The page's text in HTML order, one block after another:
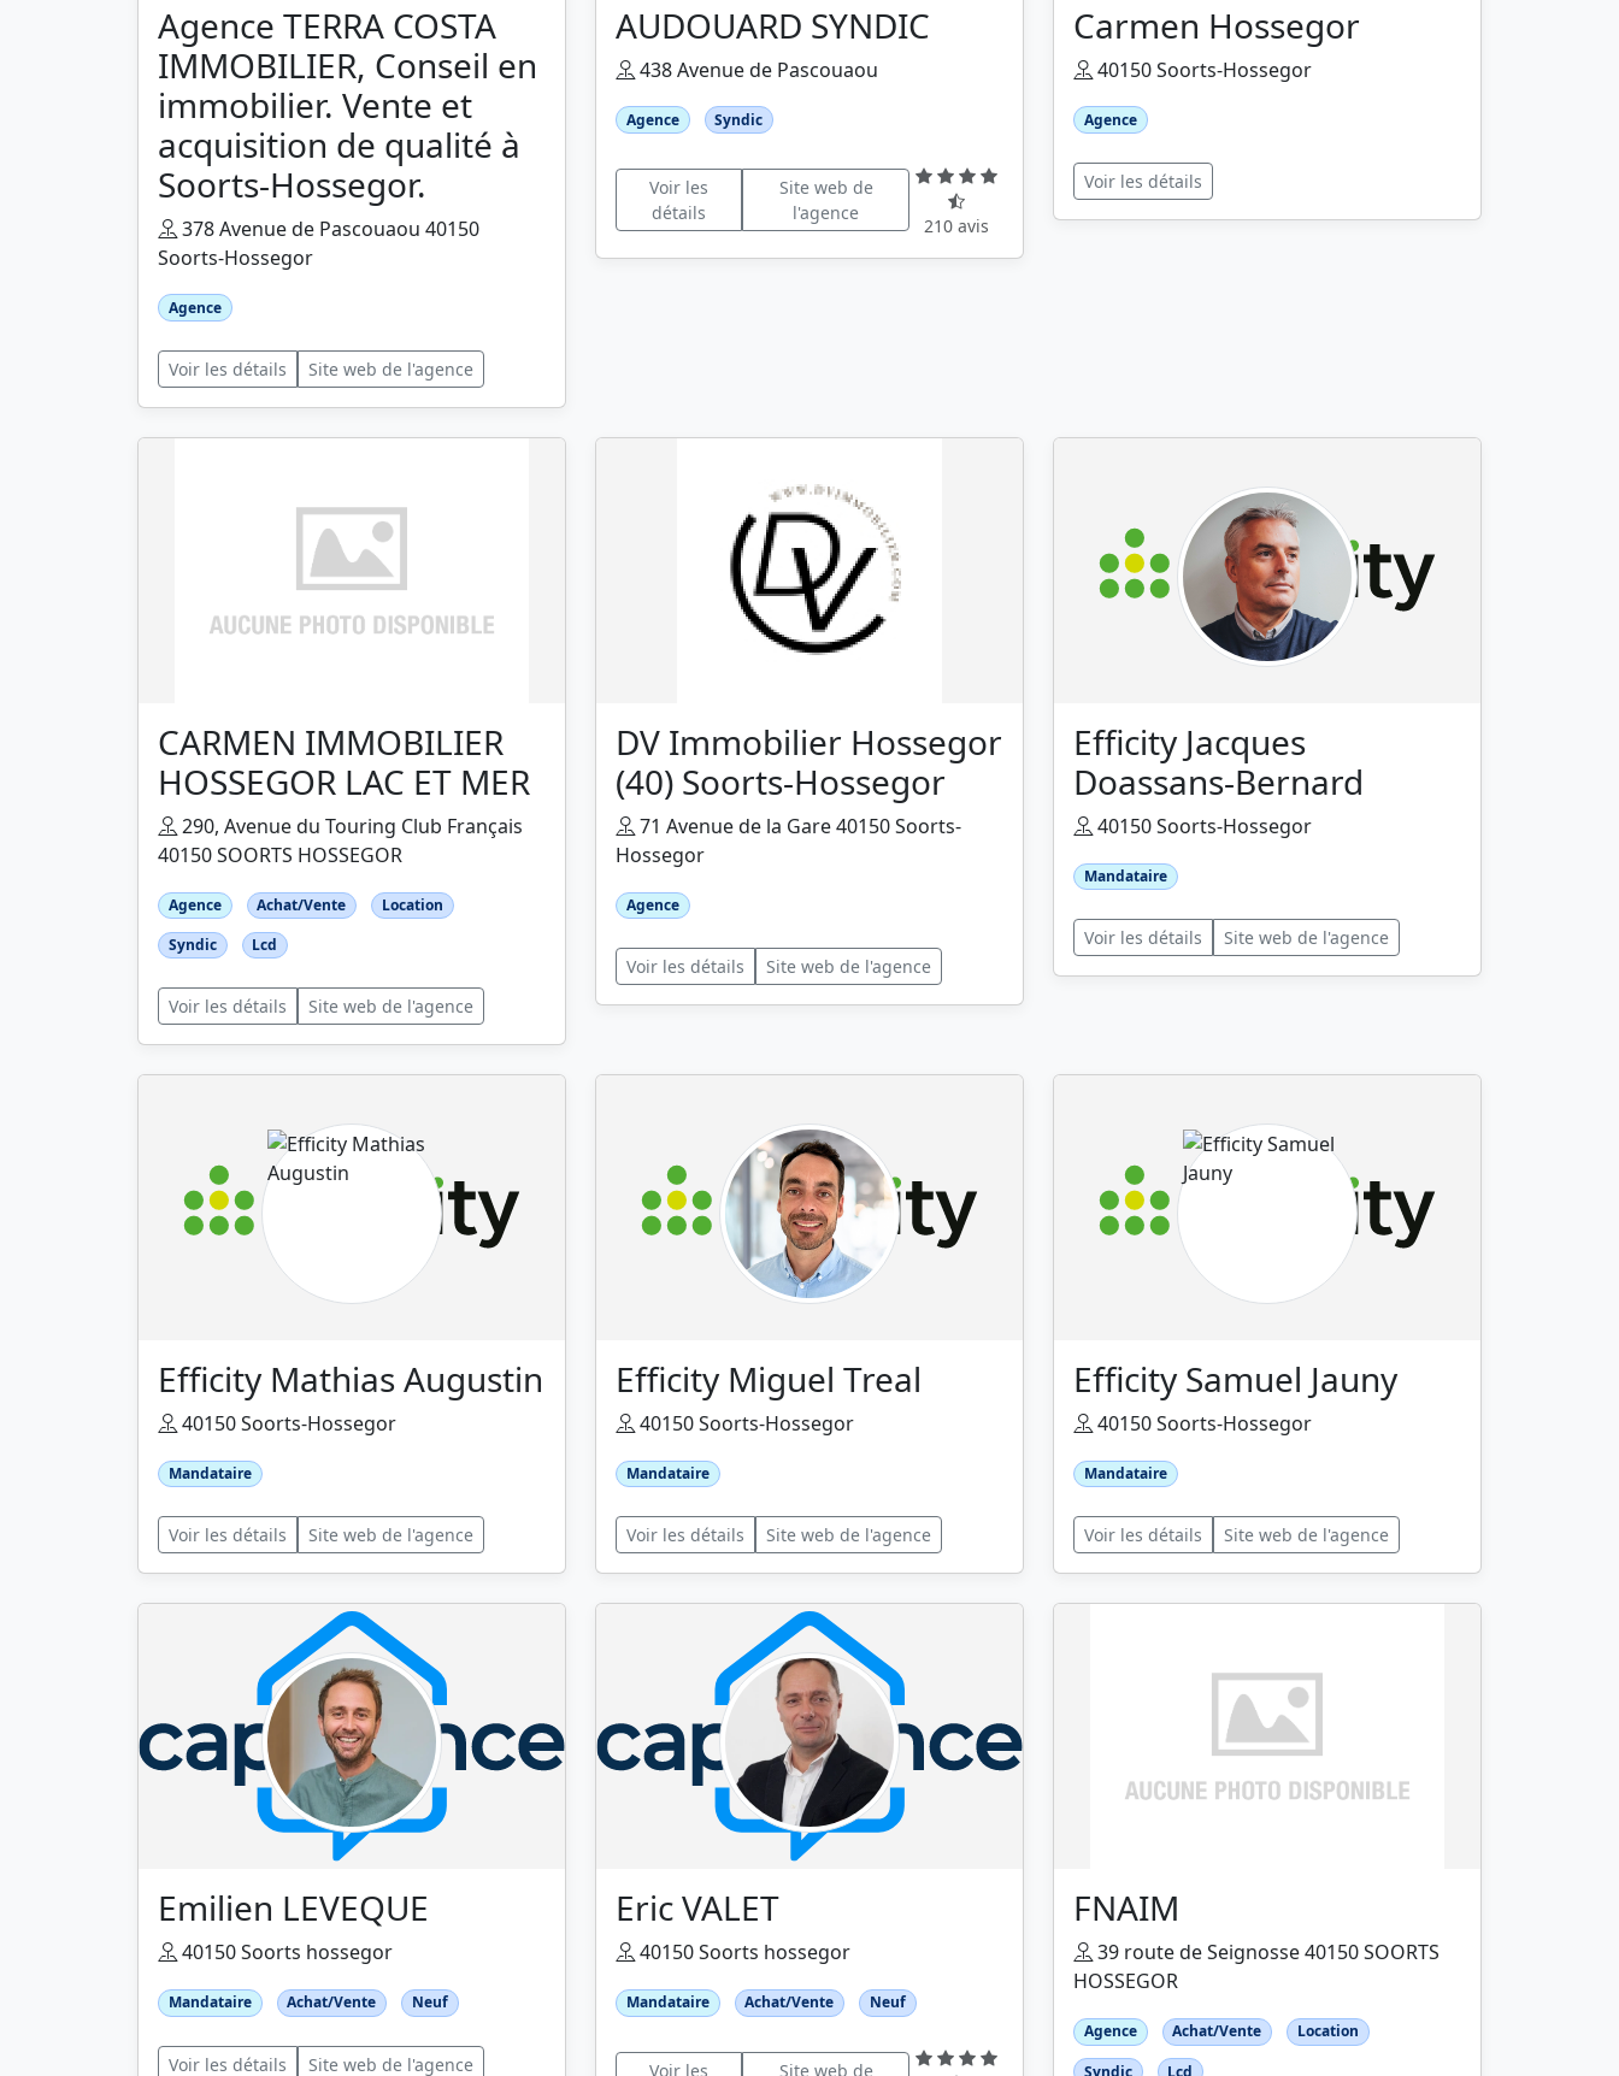
Agence TERRA COSTA
IMMOBILIER, Conseil en
immobilier. Vente et
acquisition de qualité à
Soorts-Hossegor.
378 Avenue de Pascouaou 40150
Soorts-Hossegor
Agence
Voir les détails Site web de l'agence
AUDOUARD SYNDIC
438 Avenue de Pascouaou
Agence Syndic
Voir les
détails
Site web de
l'agence
210 avis
Carmen Hossegor
40150 Soorts-Hossegor
Agence
Voir les détails
CARMEN IMMOBILIER
HOSSEGOR LAC ET MER
290, Avenue du Touring Club Français
40150 SOORTS HOSSEGOR
Agence Achat/Vente
Location
Syndic
Lcd
Voir les détails Site web de l'agence
DV Immobilier Hossegor
(40) Soorts-Hossegor
71 Avenue de la Gare 40150 Soorts-
Hossegor
Agence
Voir les détails Site web de l'agence
Efficity Jacques
Doassans-Bernard
40150 Soorts-Hossegor
Mandataire
Voir les détails Site web de l'agence
Efficity Mathias Augustin
40150 Soorts-Hossegor
Mandataire
Voir les détails Site web de l'agence
Efficity Miguel Treal
40150 Soorts-Hossegor
Mandataire
Voir les détails Site web de l'agence
Efficity Samuel Jauny
40150 Soorts-Hossegor
Mandataire
Voir les détails Site web de l'agence
Emilien LEVEQUE
40150 Soorts hossegor
Mandataire Achat/Vente Neuf
Voir les détails Site web de l'agence
Eric VALET
40150 Soorts hossegor
Mandataire Achat/Vente Neuf
Voir les Site web de
FNAIM
39 route de Seignosse 40150 SOORTS
HOSSEGOR
Agence Achat/Vente
Location
Syndic
Lcd